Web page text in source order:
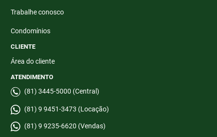
Trabalhe conosco
Condomínios
CLIENTE
Área do cliente
ATENDIMENTO
(81) 3445-5000 (Central)
(81) 9 9451-3473 (Locação)
(81) 9 9235-6620 (Vendas)